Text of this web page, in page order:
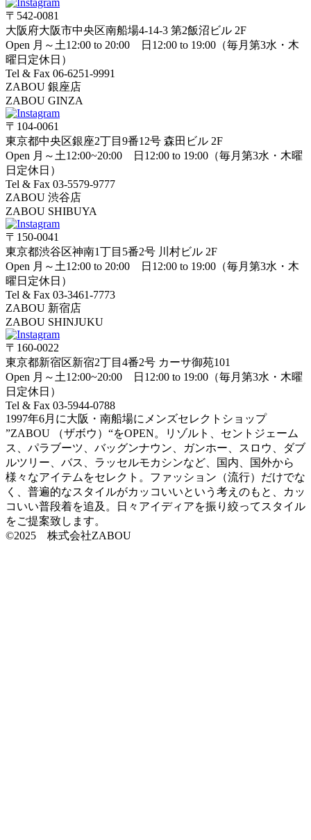
〒542-0081
大阪府大阪市中央区南船場4-14-3 第2飯沼ビル 2F
Open 月～土12:00 to 20:00 日12:00 to 19:00（毎月第3水・木
曜日定休日）
Tel & Fax 06-6251-9991
ZABOU 銀座店
ZABOU GINZA
〒104-0061
東京都中央区銀座2丁目9番12号 森田ビル 2F
Open 月～土12:00~20:00 日12:00 to 19:00（毎月第3水・木曜
日定休日）
Tel & Fax 03-5579-9777
ZABOU 渋谷店
ZABOU SHIBUYA
〒150-0041
東京都渋谷区神南1丁目5番2号 川村ビル 2F
Open 月～土12:00 to 20:00 日12:00 to 19:00（毎月第3水・木
曜日定休日）
Tel & Fax 03-3461-7773
ZABOU 新宿店
ZABOU SHINJUKU
〒160-0022
東京都新宿区新宿2丁目4番2号 カーサ御苑101
Open 月～土12:00~20:00 日12:00 to 19:00（毎月第3水・木曜
日定休日）
Tel & Fax 03-5944-0788
1997年6月に大阪・南船場にメンズセレクトショップ
”ZABOU （ザボウ）“をOPEN。リゾルト、セントジェーム
ス、パラブーツ、バッグンナウン、ガンホー、スロウ、ダブ
ルツリー、バス、ラッセルモカシンなど、国内、国外から
様々なアイテムをセレクト。ファッション（流行）だけでな
く、普遍的なスタイルがカッコいいという考えのもと、カッ
コいい普段着を追及。日々アイディアを振り絞ってスタイル
をご提案致します。
©2025 株式会社ZABOU